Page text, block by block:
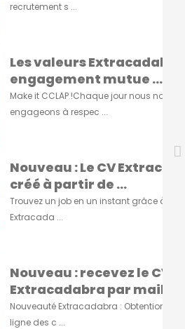
recrutement s ...
Les valeurs
engagement mutue ...
Make it CCLAP !Chaque jour nous nous
engageons à respec ...
Nouveau : Le CV
créé à partir de ...
Trouvez un job en un instant grâce à
Extracada ...
Nouveau : recevez le CV
Extracadabra par mail ...
Nouveauté Extracadabra : Obtention du
ligne des c ...